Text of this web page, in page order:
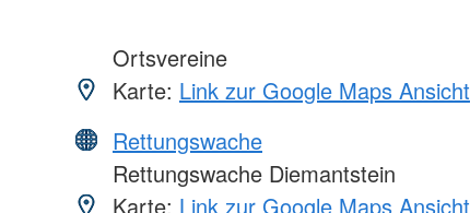
Ortsvereine
Karte: Link zur Google Maps Ansicht
Rettungswache
Rettungswache Diemantstein
Karte: Link zur Google Maps Ansicht